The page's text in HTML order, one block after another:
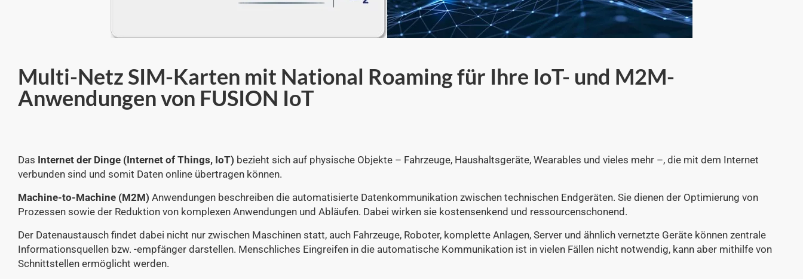
Multi-Netz SIM-Karten mit National Roaming für Ihre IoT- und M2M-
Anwendungen von FUSION IoT
Das Internet der Dinge (Internet of Things, IoT) bezieht sich auf physische Objekte – Fahrzeuge, Haushaltsgeräte, Wearables und vieles mehr –, die mit dem Internet
verbunden sind und somit Daten online übertragen können.
Machine-to-Machine (M2M) Anwendungen beschreiben die automatisierte Datenkommunikation zwischen technischen Endgeräten. Sie dienen der Optimierung von
Prozessen sowie der Reduktion von komplexen Anwendungen und Abläufen. Dabei wirken sie kostensenkend und ressourcenschonend.
Der Datenaustausch findet dabei nicht nur zwischen Maschinen statt, auch Fahrzeuge, Roboter, komplette Anlagen, Server und ähnlich vernetzte Geräte können zentrale
Informationsquellen bzw. -empfänger darstellen. Menschliches Eingreifen in die automatische Kommunikation ist in vielen Fällen nicht notwendig, kann aber mithilfe von
Schnittstellen ermöglicht werden.